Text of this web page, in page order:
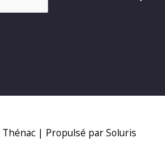
Thénac | Propulsé par Soluris